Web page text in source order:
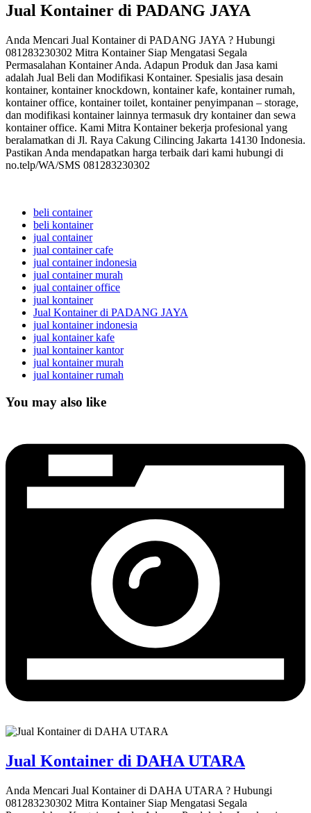
Jual Kontainer di PADANG JAYA
Anda Mencari Jual Kontainer di PADANG JAYA ? Hubungi
081283230302 Mitra Kontainer Siap Mengatasi Segala
Permasalahan Kontainer Anda. Adapun Produk dan Jasa kami
adalah Jual Beli dan Modifikasi Kontainer. Spesialis jasa desain
kontainer, kontainer knockdown, kontainer kafe, kontainer rumah,
kontainer office, kontainer toilet, kontainer penyimpanan – storage,
dan modifikasi kontainer lainnya termasuk dry kontainer dan sewa
kontainer office. Kami Mitra Kontainer bekerja profesional yang
beralamatkan di Jl. Raya Cakung Cilincing Jakarta 14130 Indonesia.
Pastikan Anda mendapatkan harga terbaik dari kami hubungi di
no.telp/WA/SMS 081283230302
beli container
beli kontainer
jual container
jual container cafe
jual container indonesia
jual container murah
jual container office
jual kontainer
Jual Kontainer di PADANG JAYA
jual kontainer indonesia
jual kontainer kafe
jual kontainer kantor
jual kontainer murah
jual kontainer rumah
You may also like
Jual Kontainer di DAHA UTARA
Anda Mencari Jual Kontainer di DAHA UTARA ? Hubungi
081283230302 Mitra Kontainer Siap Mengatasi Segala